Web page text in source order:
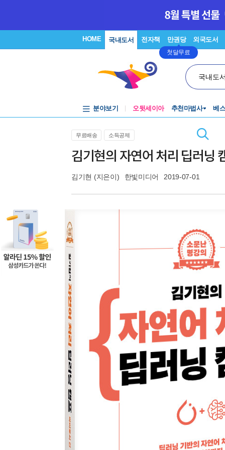
HOME 국내도서 전자책 만권당
첫달무료
외국도서
국내도
분야보기 오뒷세이아 추천마법사 베
무료배송 소득공제
김기현의 자연어 처리 딥러닝
김기현 (지은이) 한빛미디어 2019-07-01